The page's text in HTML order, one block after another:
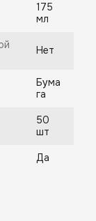
175
мл
Нет
Бума
га
50
шт
Да